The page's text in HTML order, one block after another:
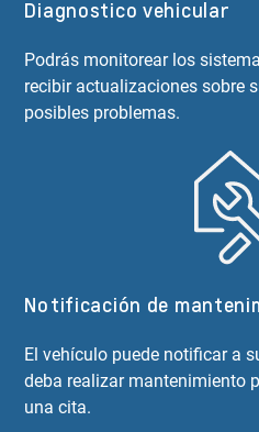
Diagnostico vehicular
Podrás monitorear los
recibir actualizaciones sobre
posibles problemas.
Notificación de
El vehículo puede notificar a
deba realizar mantenimiento
una cita.